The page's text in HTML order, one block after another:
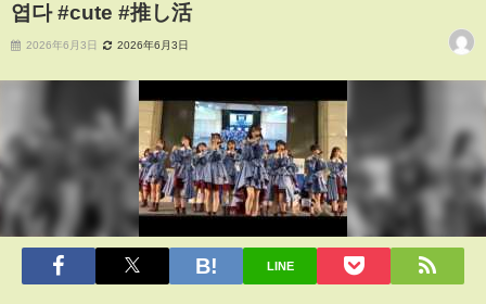
엽다 #cute #推し活
2026年6月3日 2026年6月3日
LINE